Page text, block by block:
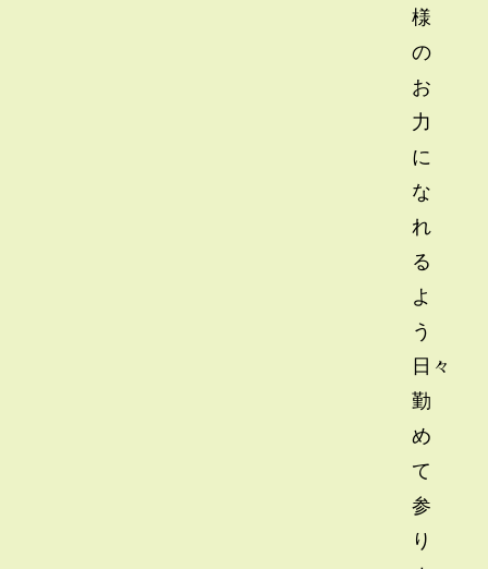
様
の
お
力
に
な
れ
る
よ
う
日々
勤
め
て
参
り